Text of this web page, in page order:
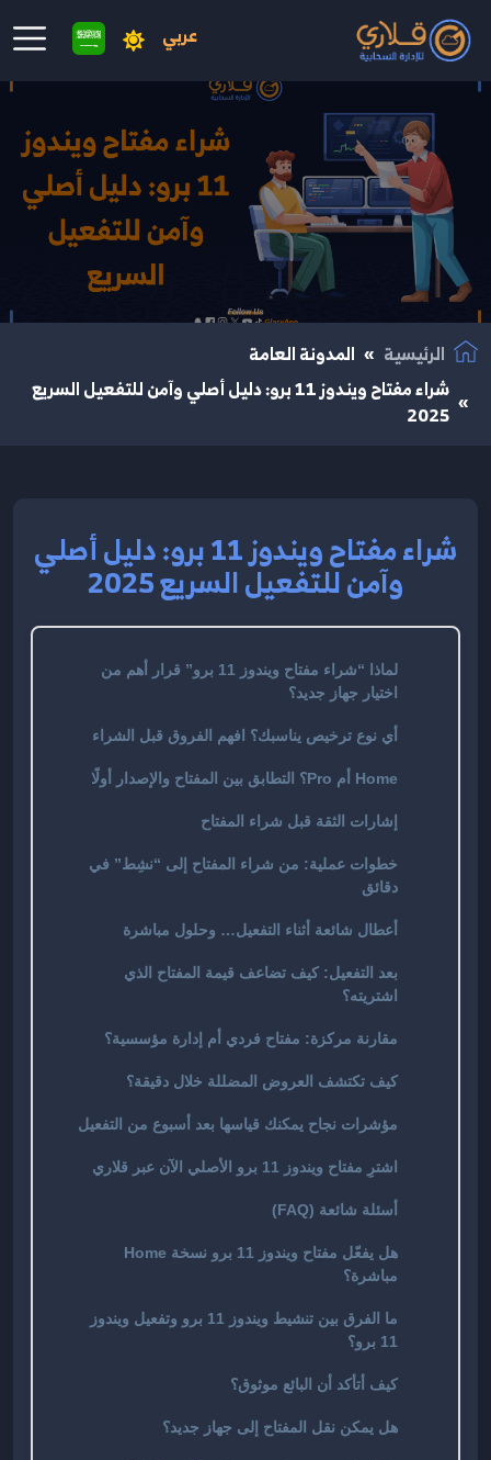
عربي
انتقال إلى المحتوى الرئيسي
الرئيسية
المدونة العامة
شراء مفتاح ويندوز 11 برو: دليل أصلي وآمن للتفعيل السريع
2025
شراء مفتاح ويندوز 11 برو: دليل أصلي
وآمن للتفعيل السريع 2025
لماذا “شراء مفتاح ويندوز 11 برو” قرار أهم من
اختيار جهاز جديد؟
أي نوع ترخيص يناسبك؟ افهم الفروق قبل الشراء
Home أم Pro؟ التطابق بين المفتاح والإصدار أولًا
إشارات الثقة قبل شراء المفتاح
خطوات عملية: من شراء المفتاح إلى “نشِط” في
دقائق
أعطال شائعة أثناء التفعيل… وحلول مباشرة
بعد التفعيل: كيف تضاعف قيمة المفتاح الذي
اشتريته؟
مقارنة مركزة: مفتاح فردي أم إدارة مؤسسية؟
كيف تكتشف العروض المضللة خلال دقيقة؟
مؤشرات نجاح يمكنك قياسها بعد أسبوع من التفعيل
اشترِ مفتاح ويندوز 11 برو الأصلي الآن عبر قلاري
أسئلة شائعة (FAQ)
هل يفعّل مفتاح ويندوز 11 برو نسخة Home
مباشرة؟
ما الفرق بين تنشيط ويندوز 11 برو وتفعيل ويندوز
11 برو؟
كيف أتأكد أن البائع موثوق؟
هل يمكن نقل المفتاح إلى جهاز جديد؟